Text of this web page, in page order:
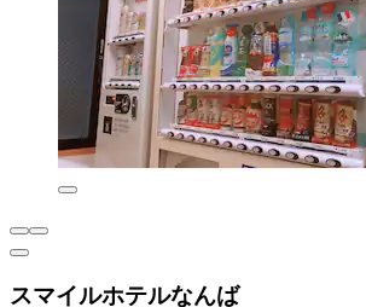
スマイルホテルなんば